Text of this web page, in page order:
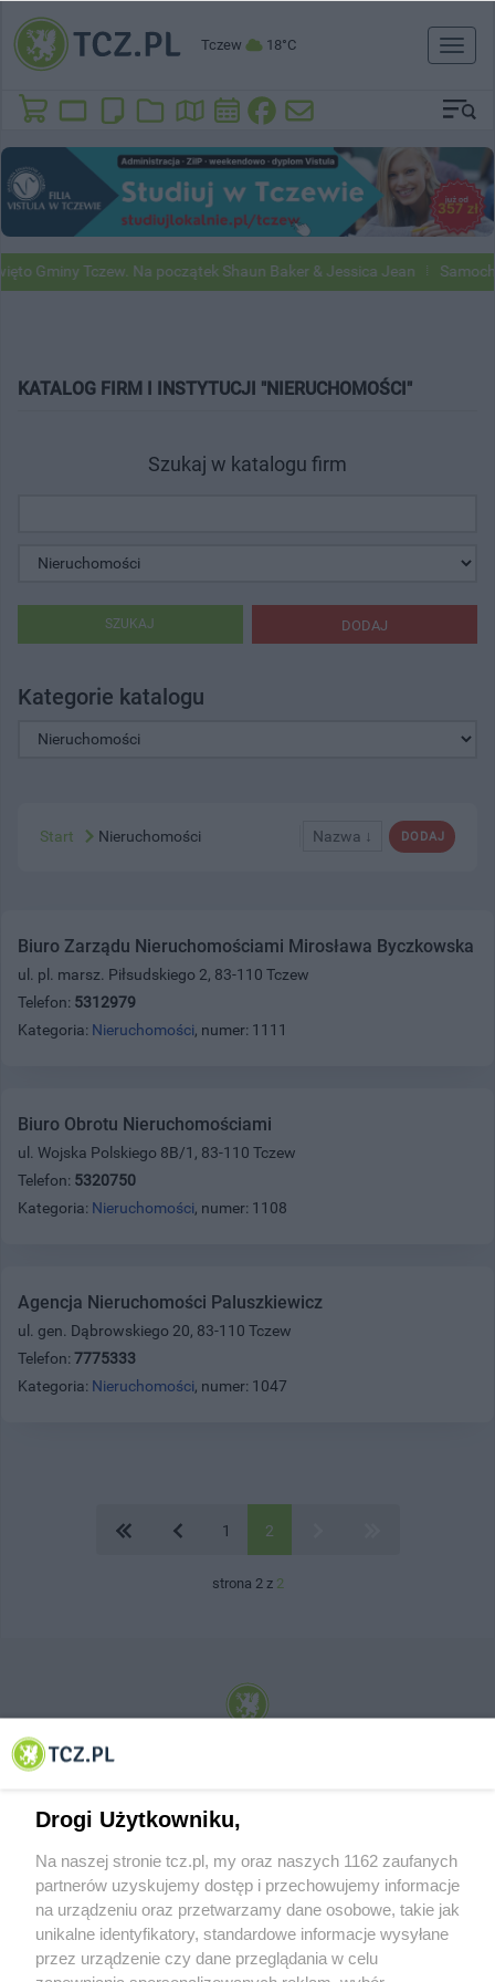
Tczew 18°C
Toggle
Gminy Tczew. Na początek Shaun Baker & Jessica Jean
KATALOG FIRM I INSTYTUCJI "NIERUCHOMOŚCI"
Szukaj w katalogu firm
DODAJ
SZUKAJ
Kategorie katalogu
DODAJ
Nazwa ↓
Start Nieruchomości
Biuro Zarządu Nieruchomościami Mirosława Byczkowska
ul. pl. marsz. Piłsudskiego 2, 83-110 Tczew
Telefon: 5312979
Kategoria: Nieruchomości, numer: 1111
Biuro Obrotu Nieruchomościami
ul. Wojska Polskiego 8B/1, 83-110 Tczew
Telefon: 5320750
Kategoria: Nieruchomości, numer: 1108
Agencja Nieruchomości Paluszkiewicz
ul. gen. Dąbrowskiego 20, 83-110 Tczew
Telefon: 7775333
Kategoria: Nieruchomości, numer: 1047
1 2
strona 2 z 2
© 2001-2026 Tczew - TCZ.PL Sp. z o.o. Internetowy Serwis Informacyjny Miasta
Drogi Użytkowniku,
Na naszej stronie tcz.pl, my oraz naszych 1162 zaufanych
partnerów uzyskujemy dostęp i przechowujemy informacje
na urządzeniu oraz przetwarzamy dane osobowe, takie jak
unikalne identyfikatory, standardowe informacje wysyłane
przez urządzenie czy dane przeglądania w celu